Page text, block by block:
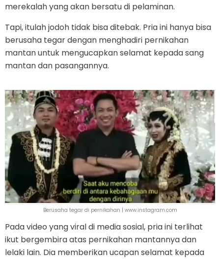
merekalah yang akan bersatu di pelaminan.
Tapi, itulah jodoh tidak bisa ditebak. Pria ini hanya bisa
berusaha tegar dengan menghadiri pernikahan
mantan untuk mengucapkan selamat kepada sang
mantan dan pasangannya.
Berusaha tegar di pernikahan | www.instagram.com
Pada video yang viral di media sosial, pria ini terlihat
ikut bergembira atas pernikahan mantannya dan
lelaki lain. Dia memberikan ucapan selamat kepada